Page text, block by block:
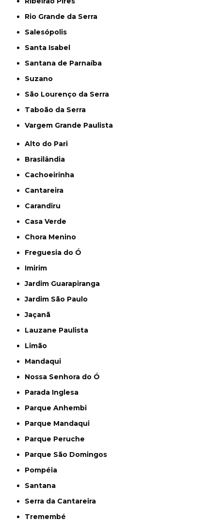
Rio Grande da Serra
Salesópolis
Santa Isabel
Santana de Parnaíba
Suzano
São Lourenço da Serra
Taboão da Serra
Vargem Grande Paulista
Alto do Pari
Brasilândia
Cachoeirinha
Cantareira
Carandiru
Casa Verde
Chora Menino
Freguesia do Ó
Imirim
Jardim Guarapiranga
Jardim São Paulo
Jaçanã
Lauzane Paulista
Limão
Mandaqui
Nossa Senhora do Ó
Parada Inglesa
Parque Anhembi
Parque Mandaqui
Parque Peruche
Parque São Domingos
Pompéia
Santana
Serra da Cantareira
Tremembé